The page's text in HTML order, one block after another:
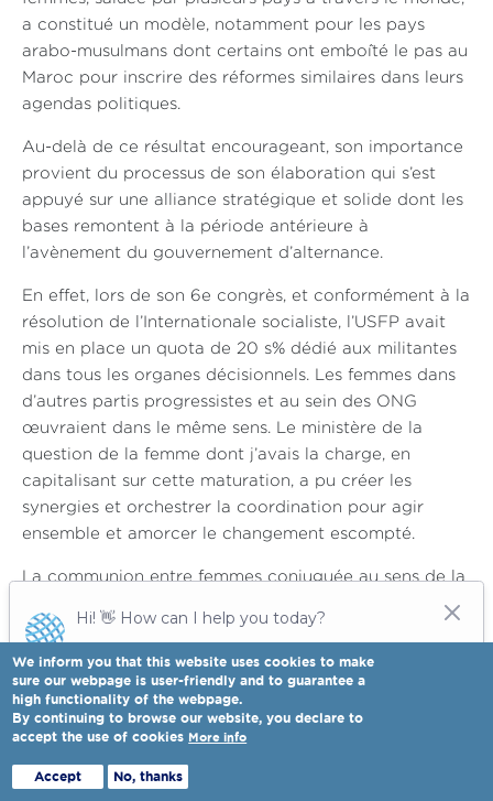
a constitué un modèle, notamment pour les pays
arabo-musulmans dont certains ont emboîté le pas au
Maroc pour inscrire des réformes similaires dans leurs
agendas politiques.
Au-delà de ce résultat encourageant, son importance
provient du processus de son élaboration qui s’est
appuyé sur une alliance stratégique et solide dont les
bases remontent à la période antérieure à
l’avènement du gouvernement d’alternance.
En effet, lors de son 6e congrès, et conformément à la
résolution de l’Internationale socialiste, l’USFP avait
mis en place un quota de 20 s% dédié aux militantes
dans tous les organes décisionnels. Les femmes dans
d’autres partis progressistes et au sein des ONG
œuvraient dans le même sens. Le ministère de la
question de la femme dont j’avais la charge, en
capitalisant sur cette maturation, a pu créer les
synergies et orchestrer la coordination pour agir
ensemble et amorcer le changement escompté.
La communion entre femmes conjuguée au sens de la
notre projet malgré les résistances. Cet acquis, étendu
aux élections communales en 2008 puis en 2015 a
porté la représentation des femmes à 21,2 %. C’est
certes une bataille remportée, mais avons-nous ouvert
des perspectives prometteuses pour les femmes en
politique et quel modèle de leadership féminin s’est
forgé dans un environnement marqué par la référence
We inform you that this website uses cookies to make
sure our webpage is user-friendly and to guarantee a
high functionality of the webpage.
By continuing to browse our website, you declare to
accept the use of cookies More info
Accept No, thanks